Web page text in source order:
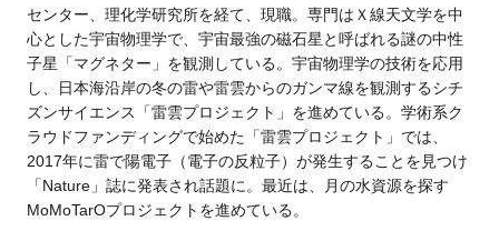
センター、理化学研究所を経て、現職。専門はＸ線天文学を中
心とした宇宙物理学で、宇宙最強の磁石星と呼ばれる謎の中性
子星「マグネター」を観測している。宇宙物理学の技術を応用
し、日本海沿岸の冬の雷や雷雲からのガンマ線を観測するシチ
ズンサイエンス「雷雲プロジェクト」を進めている。学術系ク
ラウドファンディングで始めた「雷雲プロジェクト」では、
2017年に雷で陽電子（電子の反粒子）が発生することを見つけ
「Nature」誌に発表され話題に。最近は、月の水資源を探す
MoMoTarOプロジェクトを進めている。